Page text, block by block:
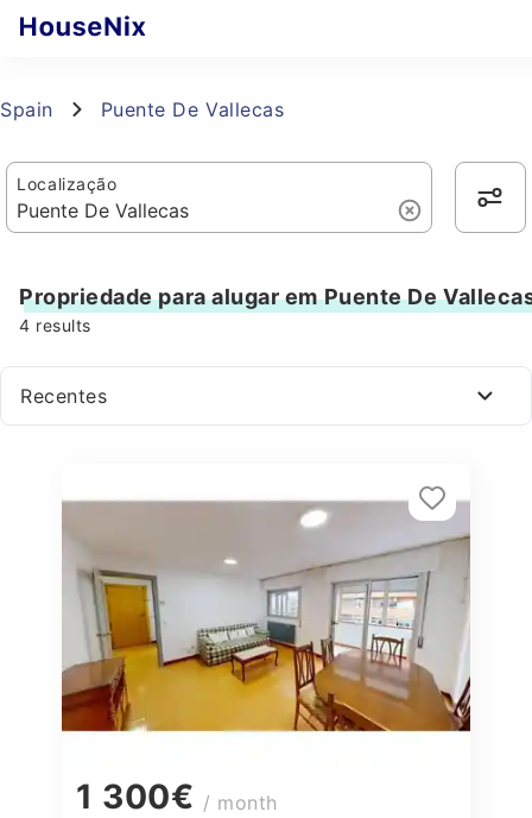
Spain Puente De Vallecas
Localização
Propriedade para alugar em Puente De
4 results
Recentes
1 300€ / month